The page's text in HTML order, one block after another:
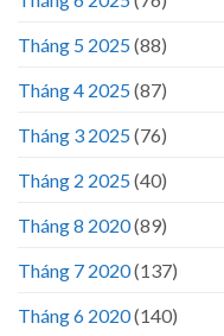
Tháng 5 2025(88)
Tháng 4 2025(87)
Tháng 3 2025(76)
Tháng 2 2025(40)
Tháng 8 2020(89)
Tháng 7 2020(137)
Tháng 6 2020(140)